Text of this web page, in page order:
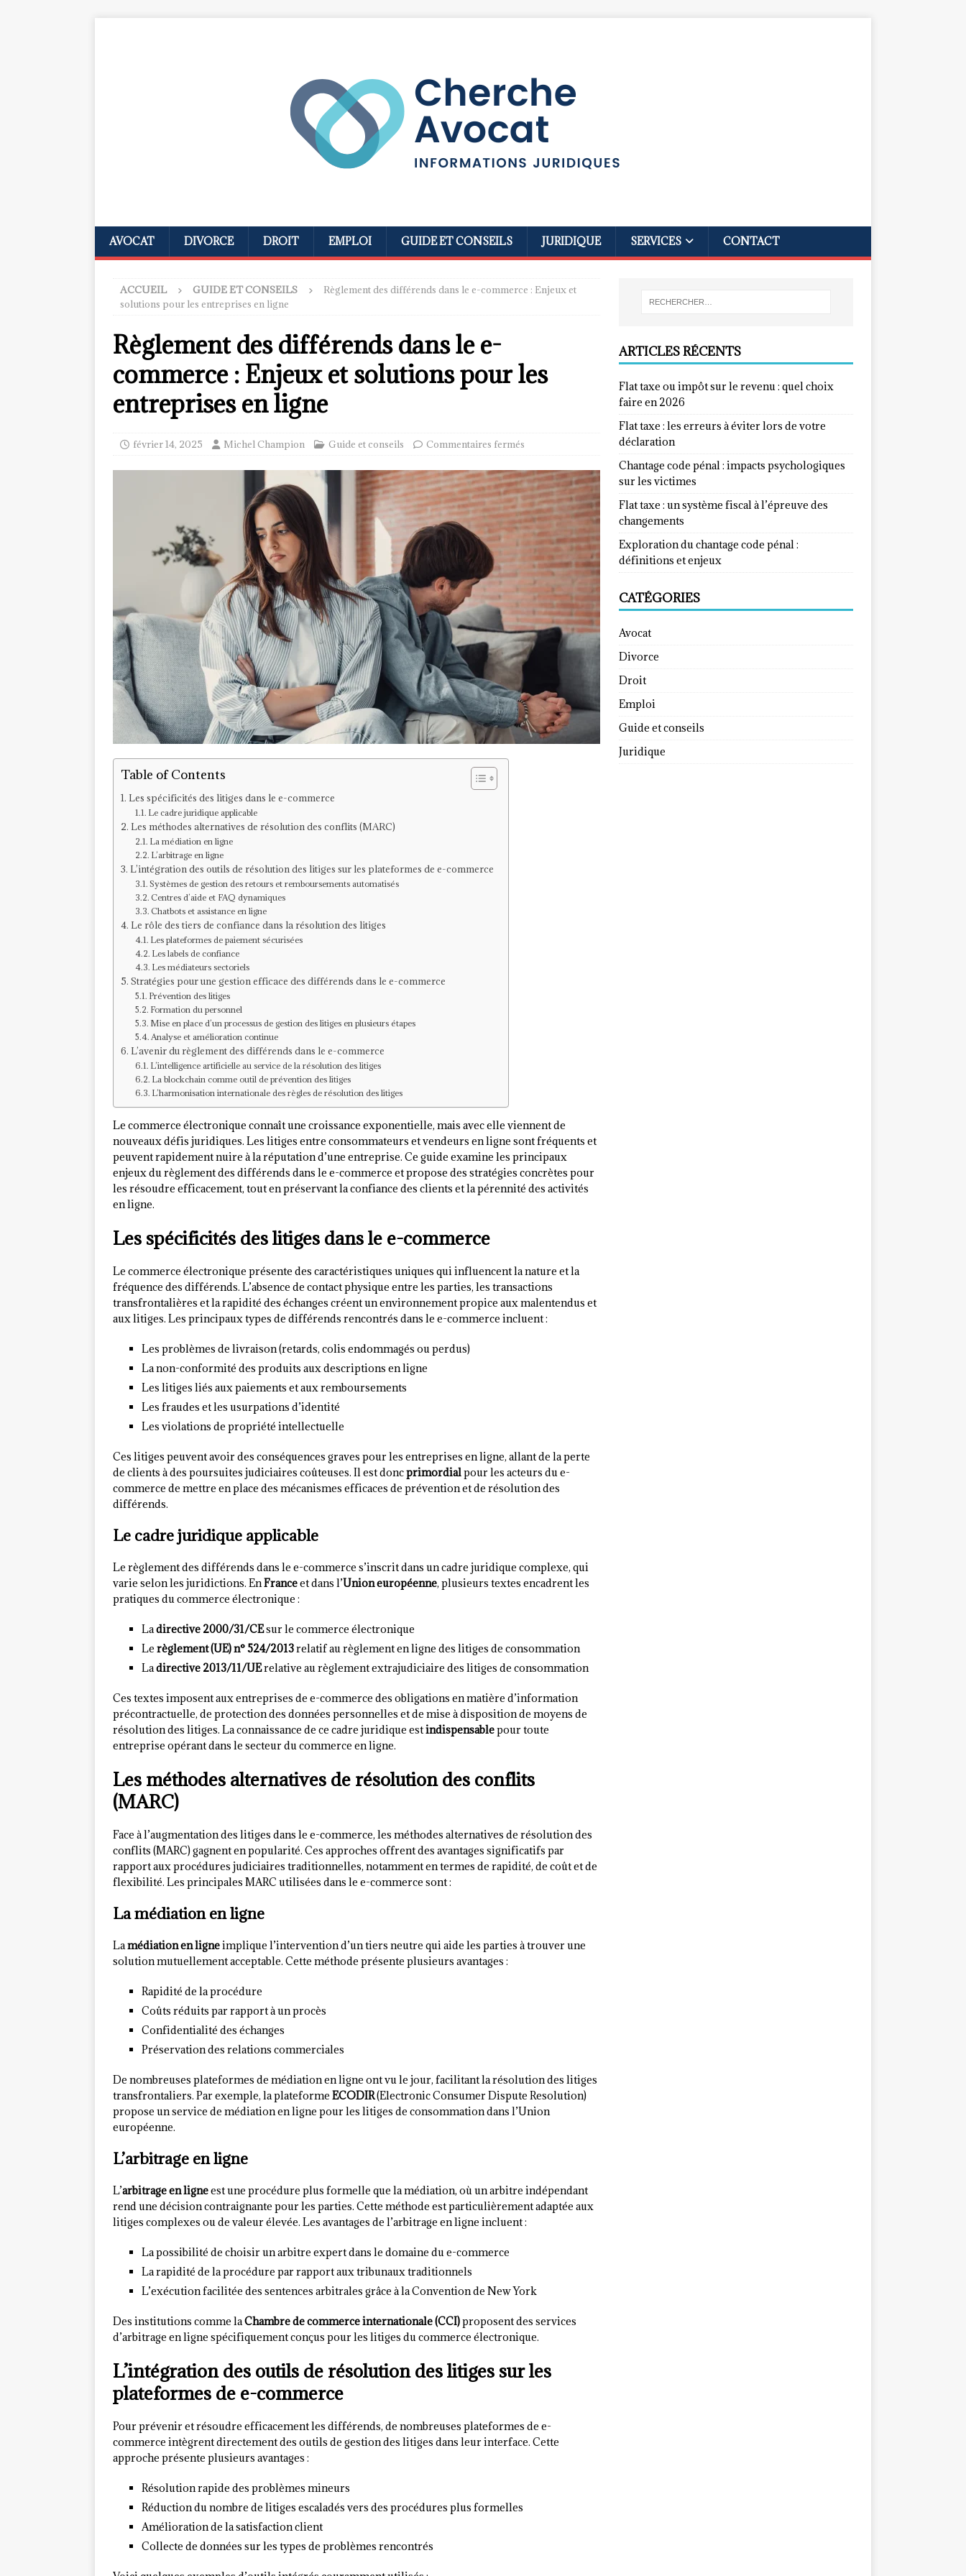
AVOCAT DIVORCE DROIT EMPLOI GUIDE ET CONSEILS JURIDIQUE SERVICES CONTACT
ACCUEIL GUIDE ET CONSEILS
Règlement des différends dans le e-commerce : Enjeux et
solutions pour les entreprises en ligne
Règlement des différends dans le e-
commerce : Enjeux et solutions pour les
entreprises en ligne
février 14, 2025 Michel Champion Guide et conseils Commentaires fermés
Table of Contents
Les spécificités des litiges dans le e-commerce
Le cadre juridique applicable
Les méthodes alternatives de résolution des conflits (MARC)
La médiation en ligne
L’arbitrage en ligne
L’intégration des outils de résolution des litiges sur les plateformes de e-commerce
Systèmes de gestion des retours et remboursements automatisés
Centres d’aide et FAQ dynamiques
Chatbots et assistance en ligne
Le rôle des tiers de confiance dans la résolution des litiges
Les plateformes de paiement sécurisées
Les labels de confiance
Les médiateurs sectoriels
Stratégies pour une gestion efficace des différends dans le e-commerce
Prévention des litiges
Formation du personnel
Mise en place d’un processus de gestion des litiges en plusieurs étapes
Analyse et amélioration continue
L’avenir du règlement des différends dans le e-commerce
L’intelligence artificielle au service de la résolution des litiges
La blockchain comme outil de prévention des litiges
L’harmonisation internationale des règles de résolution des litiges
Le commerce électronique connaît une croissance exponentielle, mais avec elle viennent de
nouveaux défis juridiques. Les litiges entre consommateurs et vendeurs en ligne sont fréquents et
peuvent rapidement nuire à la réputation d’une entreprise. Ce guide examine les principaux
enjeux du règlement des différends dans le e-commerce et propose des stratégies concrètes pour
les résoudre efficacement, tout en préservant la confiance des clients et la pérennité des activités
en ligne.
Les spécificités des litiges dans le e-commerce
Le commerce électronique présente des caractéristiques uniques qui influencent la nature et la
fréquence des différends. L’absence de contact physique entre les parties, les transactions
transfrontalières et la rapidité des échanges créent un environnement propice aux malentendus et
aux litiges. Les principaux types de différends rencontrés dans le e-commerce incluent :
Les problèmes de livraison (retards, colis endommagés ou perdus)
La non-conformité des produits aux descriptions en ligne
Les litiges liés aux paiements et aux remboursements
Les fraudes et les usurpations d’identité
Les violations de propriété intellectuelle
Ces litiges peuvent avoir des conséquences graves pour les entreprises en ligne, allant de la perte
de clients à des poursuites judiciaires coûteuses. Il est doncprimordialpour les acteurs du e-
commerce de mettre en place des mécanismes efficaces de prévention et de résolution des
différends.
Le cadre juridique applicable
Le règlement des différends dans le e-commerce s’inscrit dans un cadre juridique complexe, qui
varie selon les juridictions. EnFranceet dans l’Union européenne, plusieurs textes encadrent les
pratiques du commerce électronique :
Ladirective 2000/31/CEsur le commerce électronique
Le règlement (UE) n° 524/2013relatif au règlement en ligne des litiges de consommation
Ladirective 2013/11/UErelative au règlement extrajudiciaire des litiges de consommation
Ces textes imposent aux entreprises de e-commerce des obligations en matière d’information
précontractuelle, de protection des données personnelles et de mise à disposition de moyens de
résolution des litiges. La connaissance de ce cadre juridique estindispensablepour toute
entreprise opérant dans le secteur du commerce en ligne.
Les méthodes alternatives de résolution des conflits
(MARC)
Face à l’augmentation des litiges dans le e-commerce, les méthodes alternatives de résolution des
conflits (MARC) gagnent en popularité. Ces approches offrent des avantages significatifs par
rapport aux procédures judiciaires traditionnelles, notamment en termes de rapidité, de coût et de
flexibilité. Les principales MARC utilisées dans le e-commerce sont :
La médiation en ligne
Lamédiation en ligneimplique l’intervention d’un tiers neutre qui aide les parties à trouver une
solution mutuellement acceptable. Cette méthode présente plusieurs avantages :
Rapidité de la procédure
Coûts réduits par rapport à un procès
Confidentialité des échanges
Préservation des relations commerciales
De nombreuses plateformes de médiation en ligne ont vu le jour, facilitant la résolution des litiges
transfrontaliers. Par exemple, la plateforme ECODIR(Electronic Consumer Dispute Resolution)
propose un service de médiation en ligne pour les litiges de consommation dans l’Union
européenne.
L’arbitrage en ligne
L’arbitrage en ligneest une procédure plus formelle que la médiation, où un arbitre indépendant
rend une décision contraignante pour les parties. Cette méthode est particulièrement adaptée aux
litiges complexes ou de valeur élevée. Les avantages de l’arbitrage en ligne incluent :
La possibilité de choisir un arbitre expert dans le domaine du e-commerce
La rapidité de la procédure par rapport aux tribunaux traditionnels
L’exécution facilitée des sentences arbitrales grâce à la Convention de New York
Des institutions comme laChambre de commerce internationale (CCI)proposent des services
d’arbitrage en ligne spécifiquement conçus pour les litiges du commerce électronique.
L’intégration des outils de résolution des litiges sur les
plateformes de e-commerce
Pour prévenir et résoudre efficacement les différends, de nombreuses plateformes de e-
commerce intègrent directement des outils de gestion des litiges dans leur interface. Cette
approche présente plusieurs avantages :
Résolution rapide des problèmes mineurs
Réduction du nombre de litiges escaladés vers des procédures plus formelles
Amélioration de la satisfaction client
Collecte de données sur les types de problèmes rencontrés
ARTICLES RÉCENTS
Flat taxe ou impôt sur le revenu : quel choix
faire en 2026
Flat taxe : les erreurs à éviter lors de votre
déclaration
Chantage code pénal : impacts psychologiques
sur les victimes
Flat taxe : un système fiscal à l’épreuve des
changements
Exploration du chantage code pénal :
définitions et enjeux
CATÉGORIES
Avocat
Divorce
Droit
Emploi
Guide et conseils
Juridique